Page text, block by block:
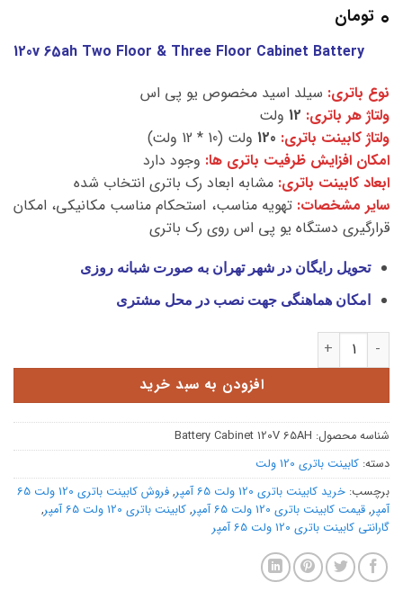
0 تومان
120v 65ah Two Floor & Three Floor Cabinet Battery
نوع باتری: سیلد اسید مخصوص یو پی اس
ولتاژ هر باتری: 12 ولت
ولتاژ کابینت باتری: 120 ولت (10 * 12 ولت)
امکان افزایش ظرفیت باتری ها: وجود دارد
ابعاد کابینت باتری: مشابه ابعاد رک باتری انتخاب شده
سایر مشخصات: تهویه مناسب، استحکام مناسب مکانیکی، امکان
قرارگیری دستگاه یو پی اس روی رک باتری
تحویل رایگان در شهر تهران به صورت شبانه روزی
امکان هماهنگی جهت نصب در محل مشتری
کابینت باتری 120 ولت 65 آمپر عدد
افزودن به سبد خرید
شناسه محصول: Battery Cabinet 120V 65AH
دسته: کابینت باتری 120 ولت
برچسب: خرید کابینت باتری 120 ولت 65 آمپر ,
فروش کابینت باتری 120 ولت 65
آمپر, قیمت کابینت باتری 120 ولت 65 آمپر , کابینت باتری 120 ولت 65 آمپر
,
گارانتی کابینت باتری 120 ولت 65 آمپر